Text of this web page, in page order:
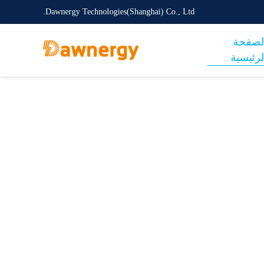
Dawnergy Technologies(Shanghai) Co., Ltd.
الصفحة
الرئيسية